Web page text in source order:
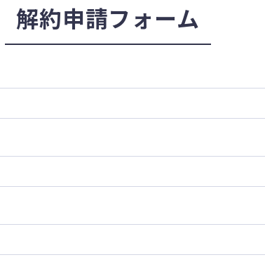
解約申請フォーム